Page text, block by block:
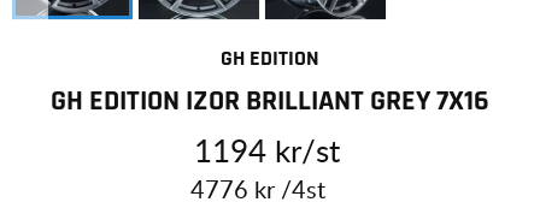
GH EDITION
GH EDITION IZOR BRILLIANT GREY 7X16
4776 kr /4st
1194 kr/st